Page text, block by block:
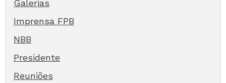
Galerias
Imprensa FPB
NBB
Presidente
Reuniões